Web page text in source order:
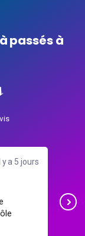
passés à
vite, même pour
un peu pointues